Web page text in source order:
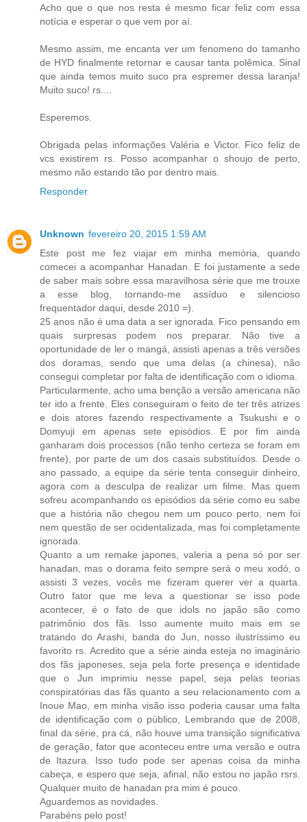
Acho que o que nos resta é mesmo ficar feliz com essa
notícia e esperar o que vem por aí.
Mesmo assim, me encanta ver um fenomeno do tamanho
de HYD finalmente retornar e causar tanta polêmica. Sinal
que ainda temos muito suco pra espremer dessa laranja!
Muito suco! rs....
Esperemos.
Obrigada pelas informações Valéria e Victor. Fico feliz de
vcs existirem rs. Posso acompanhar o shoujo de perto,
mesmo não estando tão por dentro mais.
Responder
Unknown fevereiro 20, 2015 1:59 AM
Este post me fez viajar em minha memória, quando
comecei a acompanhar Hanadan. E foi justamente a sede
de saber mais sobre essa maravilhosa série que me trouxe
a esse blog, tornando-me assíduo e silencioso
frequentador daqui, desde 2010 =).
25 anos não é uma data a ser ignorada. Fico pensando em
quais surpresas podem nos preparar. Não tive a
oportunidade de ler o mangá, assisti apenas a três versões
dos doramas, sendo que uma delas (a chinesa), não
consegui completar por falta de identificação com o idioma.
Particularmente, acho uma benção a versão americana não
ter ido a frente. Eles conseguiram o feito de ter três atrizes
e dois atores fazendo respectivamente a Tsukushi e o
Domyuji em apenas sete episódios. E por fim ainda
ganharam dois processos (não tenho certeza se foram em
frente), por parte de um dos casais substituídos. Desde o
ano passado, a equipe da série tenta conseguir dinheiro,
agora com a desculpa de realizar um filme. Mas quem
sofreu acompanhando os episódios da série como eu sabe
que a história não chegou nem um pouco perto, nem foi
nem questão de ser ocidentalizada, mas foi completamente
ignorada.
Quanto a um remake japones, valeria a pena só por ser
hanadan, mas o dorama feito sempre será o meu xodó, o
assisti 3 vezes, vocês me fizeram querer ver a quarta.
Outro fator que me leva a questionar se isso pode
acontecer, é o fato de que idols no japão são como
patrimônio dos fãs. Isso aumente muito mais em se
tratando do Arashi, banda do Jun, nosso ilustríssimo eu
favorito rs. Acredito que a série ainda esteja no imaginário
dos fãs japoneses, seja pela forte presença e identidade
que o Jun imprimiu nesse papel, seja pelas teorias
conspiratórias das fãs quanto a seu relacionamento com a
Inoue Mao, em minha visão isso poderia causar uma falta
de identificação com o público, Lembrando que de 2008,
final da série, pra cá, não houve uma transição significativa
de geração, fator que aconteceu entre uma versão e outra
de Itazura. Isso tudo pode ser apenas coisa da minha
cabeça, e espero que seja, afinal, não estou no japão rsrs.
Qualquer muito de hanadan pra mim é pouco.
Aguardemos as novidades.
Parabéns pelo post!